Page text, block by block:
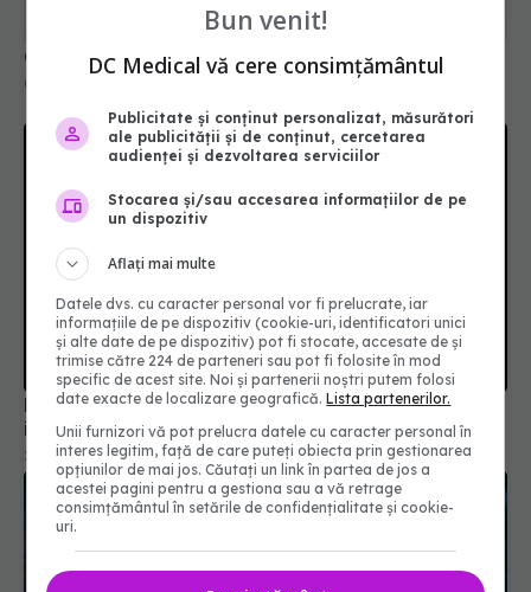
Formele ușoare de COVID-19, impact asupra
inimii
20 sep 2025, 20:17
Bun venit!
DC Medical vă cere consimțământul
Publicitate și conținut personalizat, măsurători
ale publicității și de conținut, cercetarea
audienței și dezvoltarea serviciilor
Stocarea și/sau accesarea informațiilor de pe
un dispozitiv
Aflați mai multe
Datele dvs. cu caracter personal vor fi prelucrate, iar
informațiile de pe dispozitiv (cookie-uri, identificatori unici
și alte date de pe dispozitiv) pot fi stocate, accesate de și
trimise către 224 de parteneri sau pot fi folosite în mod
specific de acest site. Noi și partenerii noștri putem folosi
date exacte de localizare geografică.Lista partenerilor.
Unii furnizori vă pot prelucra datele cu caracter personal în
interes legitim, față de care puteți obiecta prin gestionarea
opțiunilor de mai jos. Căutați un link în partea de jos a
acestei pagini pentru a gestiona sau a vă retrage
consimțământul în setările de confidențialitate și cookie-
uri.